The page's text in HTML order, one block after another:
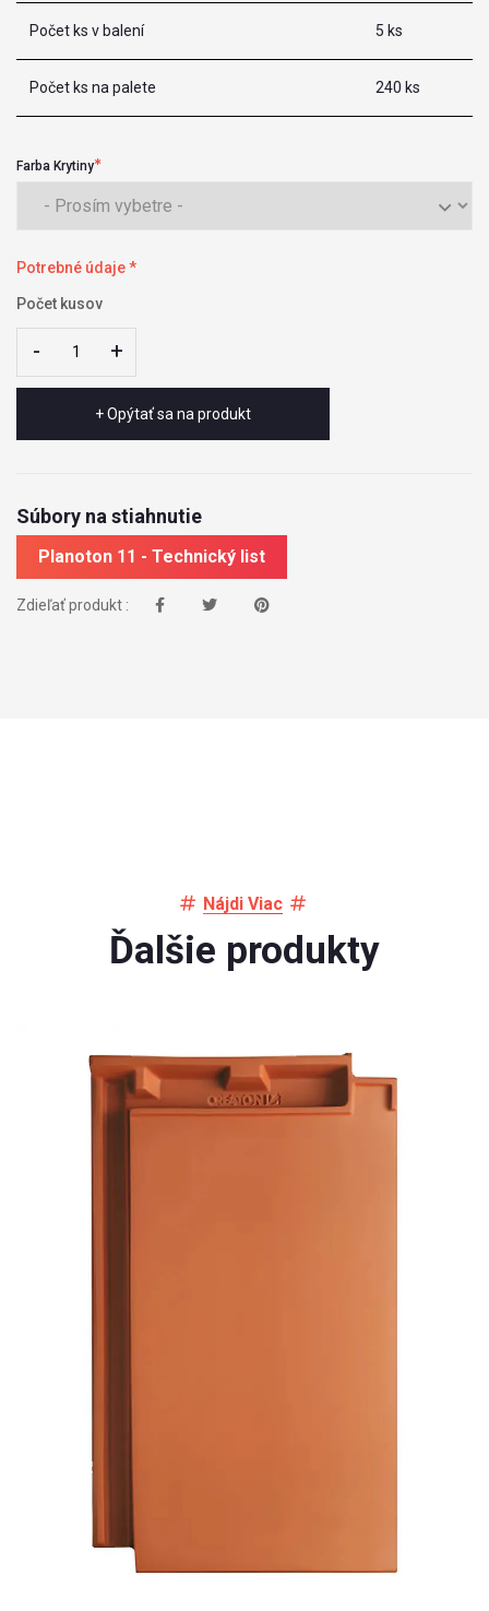
Počet ks v balení 5 ks
Počet ks na palete 240 ks
Farba Krytiny
Potrebné údaje *
Počet kusov
- +
- +
+ Opýtať sa na produkt
Súbory na stiahnutie
Planoton 11 - Technický list
Zdieľať produkt :
Nájdi Viac
Ďalšie produkty